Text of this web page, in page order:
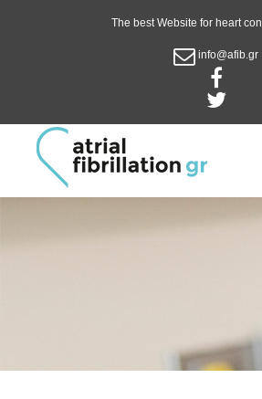
The best Website for heart
info@afib.gr